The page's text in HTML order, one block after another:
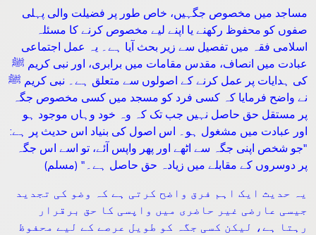
مساجد میں مخصوص جگہیں، خاص طور پر فضیلت والی پہلی
صفوں کو محفوظ رکھنے یا اپنے لیے مخصوص کرنے کا مسئلہ
اسلامی فقہ میں تفصیل سے زیر بحث آیا ہے۔ یہ عمل اجتماعی
عبادت میں انصاف، مقدس مقامات میں برابری، اور نبی کریم ﷺ
کی ہدایات پر عمل کرنے کے اصولوں سے متعلق ہے۔ نبی کریم ﷺ
نے واضح فرمایا کہ کسی فرد کو مسجد میں کسی مخصوص جگہ
پر مستقل حق حاصل نہیں جب تک کہ وہ خود وہاں موجود ہو
اور عبادت میں مشغول ہو۔ اس اصول کی بنیاد اس حدیث پر ہے:
"جو شخص اپنی جگہ سے اٹھے اور پھر واپس آئے، تو اسے اس جگہ
پر دوسروں کے مقابلے میں زیادہ حق حاصل ہے۔" (مسلم)
یہ حدیث ایک اہم فرق واضح کرتی ہے کہ وضو کی تجدید
جیسی عارضی غیر حاضری میں واپسی کا حق برقرار
رہتا ہے، لیکن کسی جگہ کو طویل عرصے کے لیے محفوظ